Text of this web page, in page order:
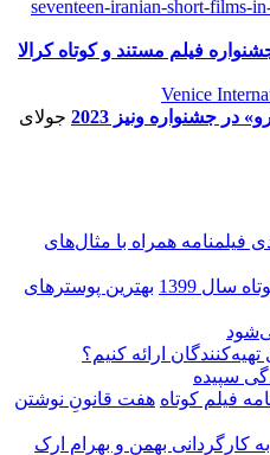
فیلم مستند و کوتاه کرالا
جشنواره ونیز 2023
جولای
فیلمنامه همراه با مثال‌های
بهترین پوسترهای
ارائه کنیم؟
سپیده
هفت قانونِ نوشتن